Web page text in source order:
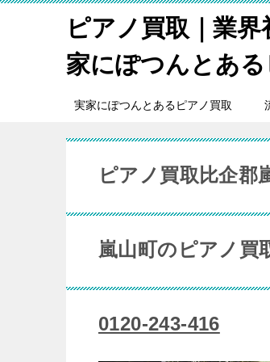
ピアノ買取｜業
家にぽつんとある
実家にぽつんとあるピアノ買取
ピアノ買取比企郡
嵐山町のピアノ買
0120-243-416